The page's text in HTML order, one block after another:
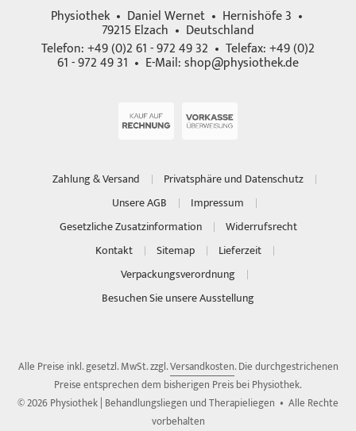
Physiothek • Daniel Wernet • Hernishöfe 3 •
79215 Elzach • Deutschland
Telefon: +49 (0)2 61 - 972 49 32 • Telefax: +49 (0)2
61 - 972 49 31 • E-Mail:shop@physiothek.de
Zahlung & Versand
Privatsphäre und Datenschutz
Unsere AGB
Impressum
Gesetzliche Zusatzinformation
Widerrufsrecht
Kontakt
Sitemap
Lieferzeit
Verpackungsverordnung
Besuchen Sie unsere Ausstellung
Alle Preise inkl. gesetzl. MwSt. zzgl.Versandkosten. Die durchgestrichenen
Preise entsprechen dem bisherigen Preis bei Physiothek.
© 2026 Physiothek | Behandlungsliegen und Therapieliegen • Alle Rechte
vorbehalten